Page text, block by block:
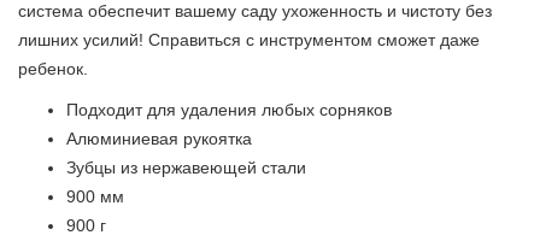
система обеспечит вашему саду ухоженность и чистоту без
лишних усилий! Справиться с инструментом сможет даже
ребенок.
Подходит для удаления любых сорняков
Алюминиевая рукоятка
Зубцы из нержавеющей стали
900 мм
900 г